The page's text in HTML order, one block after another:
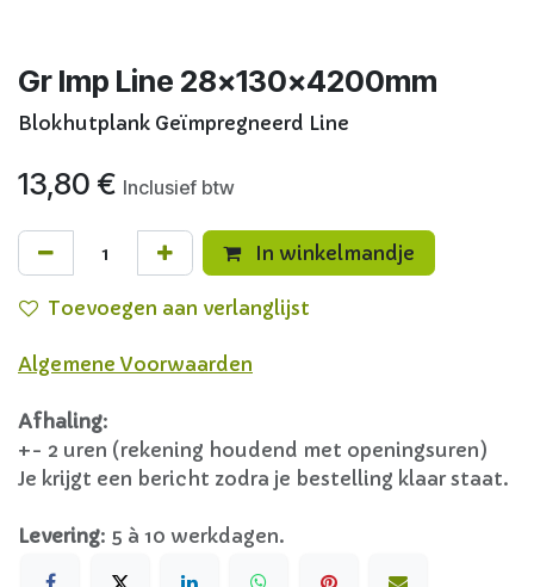
Gr Imp Line 28x130x4200mm
Blokhutplank Geïmpregneerd Line
13,80 € Inclusief btw
In winkelmandje
Toevoegen aan verlanglijst
Algemene Voorwaarden
Afhaling:
+- 2 uren (rekening houdend met openingsuren)
Je krijgt een bericht zodra je bestelling klaar staat.
Levering: 5 à 10 werkdagen.